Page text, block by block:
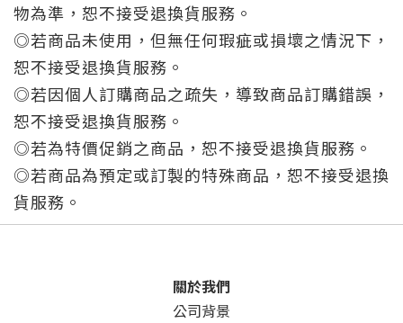
物為準 ，恕不接受退換貨服務。
◎若商品未使用，但無任何瑕疵或損壞之情況下，
恕不接受退換貨服務。
◎若因個人訂購商品之疏失，導致商品訂購錯誤，
恕不接受退換貨服務。
◎若為特價促銷之商品，恕不接受退換貨服務。
◎若商品為預定或訂製的特殊商品，恕不接受退換
貨服務。
關於我們
公司背景